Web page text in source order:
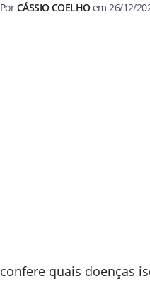
PorCÁSSIO COELHOem26/12/
confere quais doenças